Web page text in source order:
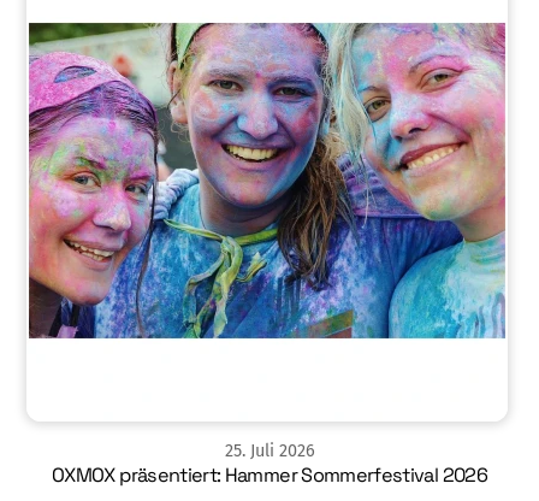
25. Juli 2026
OXMOX präsentiert: Hammer Sommerfestival 2026